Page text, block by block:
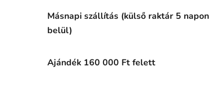
Másnapi szállítás (külső raktár 5 napon
belül)
Ajándék 160 000 Ft felett